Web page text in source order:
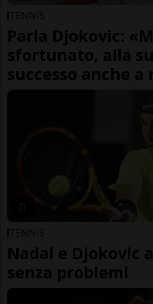
TENNIS
Parla Djokovic:
sfortunato, alla
successo anche a
TENNIS
Nadal e Djokovic
senza problemi